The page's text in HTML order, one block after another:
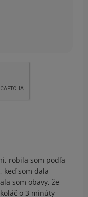
robila som podľa
keď som dala
som obavy, že
o 3 minúty